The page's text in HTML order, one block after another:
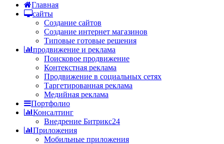
Главная
сайты
Создание сайтов
Создание интернет магазинов
Типовые готовые решения
продвижение и реклама
Поисковое продвижение
Контекстная реклама
Продвижение в социальных сетях
Таргетированная реклама
Медийная реклама
Портфолио
Консалтинг
Внедрение Битрикс24
Приложения
Мобильные приложения